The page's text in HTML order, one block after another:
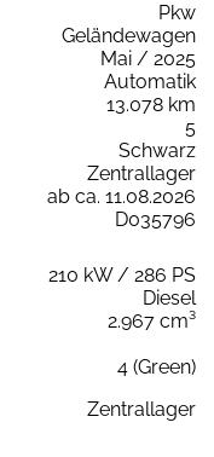
Pkw
Geländewagen
Mai / 2025
Automatik
13.078 km
5
Schwarz
Zentrallager
ab ca. 11.08.2026
D035796
210 kW / 286 PS
Diesel
2.967 cm³
4 (Green)
Zentrallager